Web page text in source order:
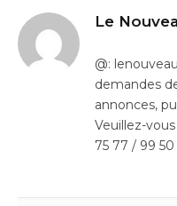
Le
@:
demandes
annonces,
Veuillez-
75 77 / 99 50